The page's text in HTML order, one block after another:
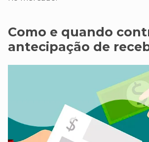
Como e quando
antecipação de